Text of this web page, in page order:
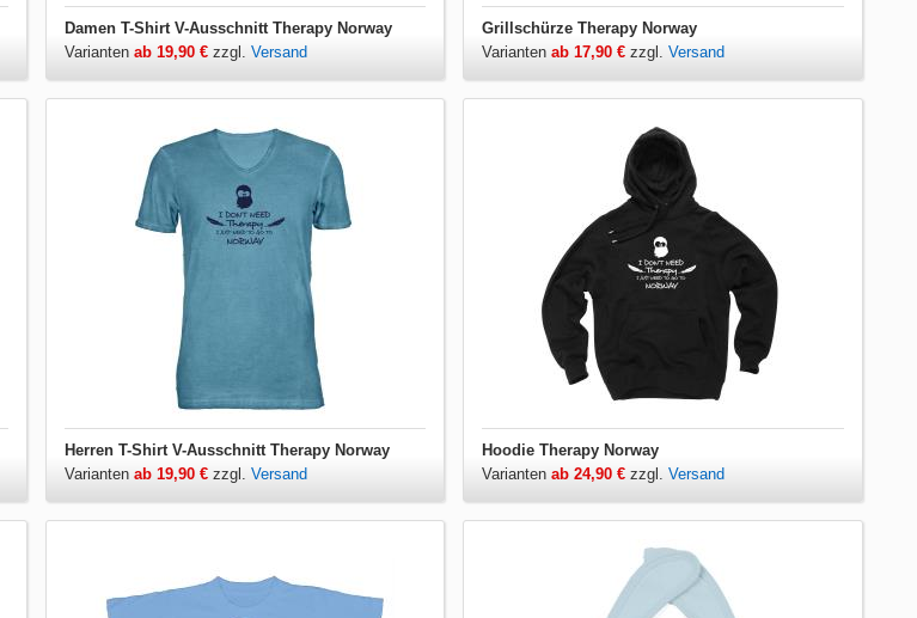
Damen T-Shirt V-Ausschnitt Therapy Norway
Varianten ab 19,90 €zzgl. Versand
Grillschürze Therapy Norway
Variantenab 17,90 € zzgl.Versand
Herren T-Shirt V-Ausschnitt Therapy Norway
Varianten ab 19,90 €zzgl. Versand
Hoodie Therapy Norway
Variantenab 24,90 € zzgl.Versand